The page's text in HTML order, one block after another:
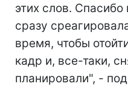
этих слов.
сразу
время, чтобы
кадр и, все-таки,
планировали", -